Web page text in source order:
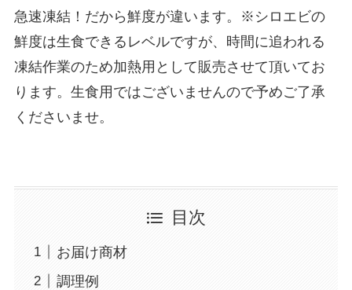
急速凍結！だから鮮度が違います。※シロエビの
鮮度は生食できるレベルですが、時間に追われる
凍結作業のため加熱用として販売させて頂いてお
ります。生食用ではございませんので予めご了承
くださいませ。
目次
お届け商材
調理例